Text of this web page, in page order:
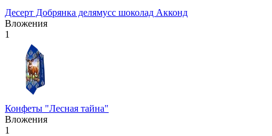
Десерт Добрянка делямусс шоколад Акконд
Вложения
1
Конфеты "Лесная тайна"
Вложения
1